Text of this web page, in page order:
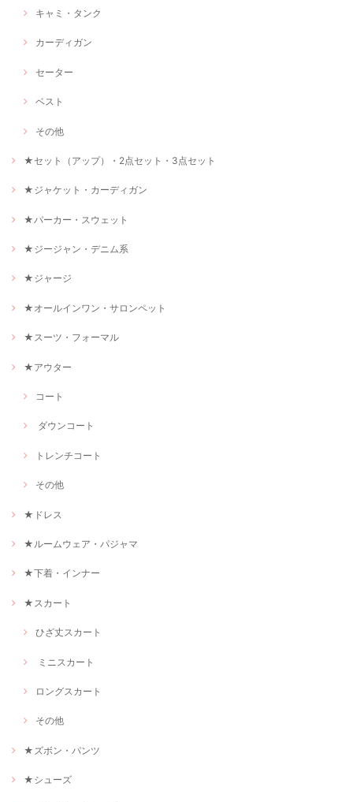
キャミ・タンク
カーディガン
セーター
ベスト
その他
★セット（アップ）・2点セット・3点セット
★ジャケット・カーディガン
★パーカー・スウェット
★ジージャン・デニム系
★ジャージ
★オールインワン・サロンペット
★スーツ・フォーマル
★アウター
コート
ダウンコート
トレンチコート
その他
★ドレス
★ルームウェア・パジャマ
★下着・インナー
★スカート
ひざ丈スカート
ミニスカート
ロングスカート
その他
★ズボン・パンツ
★シューズ